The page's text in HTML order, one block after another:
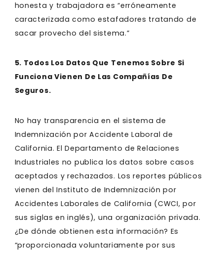
honesta y trabajadora es “erróneamente
caracterizada como estafadores tratando de
sacar provecho del sistema.”
5. Todos Los Datos Que Tenemos Sobre Si
Funciona Vienen De Las Compañías De
Seguros.
No hay transparencia en el sistema de
Indemnización por Accidente Laboral de
California. El Departamento de Relaciones
Industriales no publica los datos sobre casos
aceptados y rechazados. Los reportes públicos
vienen del Instituto de Indemnización por
Accidentes Laborales de California (CWCI, por
sus siglas en inglés), una organización privada.
¿De dónde obtienen esta información? Es
“proporcionada voluntariamente por sus